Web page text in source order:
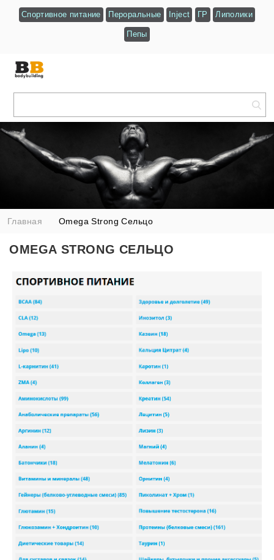
Спортивное питание Пероральные Inject ГР Липолики
Пепы
Главная Omega Strong Сельцо
OMEGA STRONG СЕЛЬЦО